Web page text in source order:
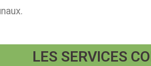
LES SERVICES